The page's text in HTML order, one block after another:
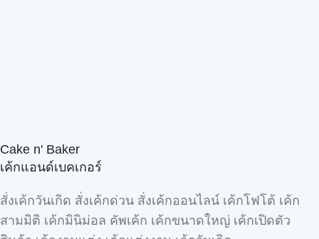
Cake n' Baker
เค้กแอนด์เบคเกอร์
สั่งเค้กวันเกิด สั่งเค้กด่วน สั่งเค้กออนไลน์ เค้กโฟโต้ เค้ก
สามมิติ เค้กมินิม่อล คัพเค้ก เค้กขนาดใหญ่ เค้กเปิดตัว